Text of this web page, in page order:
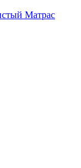
Матрас